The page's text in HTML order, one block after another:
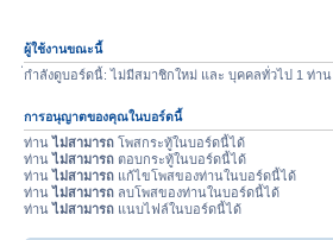
ผู้ใช้งานขณะนี้
่กำลังดูบอร์ดนี้: ไม่มีสมาชิกใหม่ และ บุคคลทั่วไป 1 ท่าน
การอนุญาตของคุณในบอร์ดนี้
ท่านไม่สามารถ โพสกระทู้ในบอร์ดนี้ได้
ท่านไม่สามารถ ตอบกระทู้ในบอร์ดนี้ได้
ท่านไม่สามารถ แก้ไขโพสของท่านในบอร์ดนี้ได้
ท่านไม่สามารถ ลบโพสของท่านในบอร์ดนี้ได้
ท่านไม่สามารถ แนบไฟล์ในบอร์ดนี้ได้